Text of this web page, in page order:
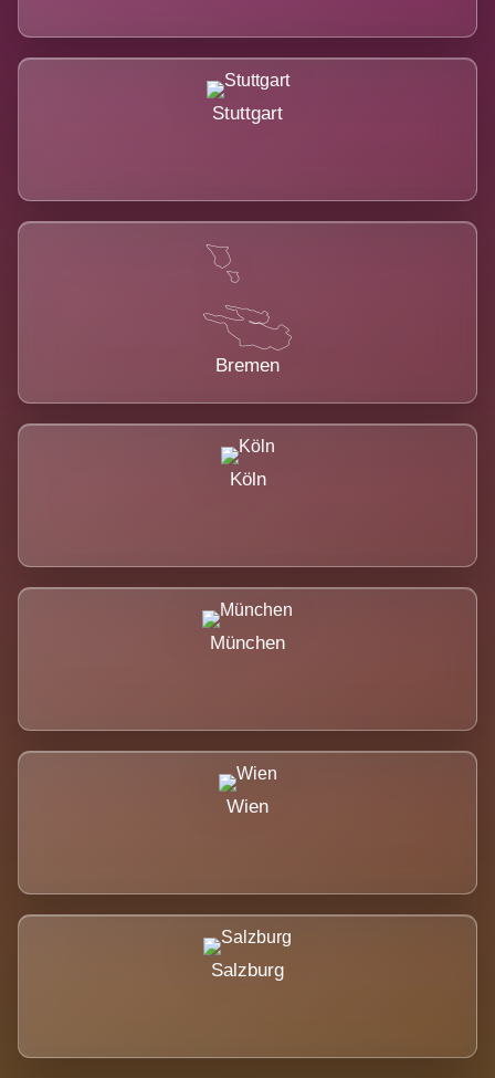
Stuttgart
Bremen
Köln
München
Wien
Salzburg